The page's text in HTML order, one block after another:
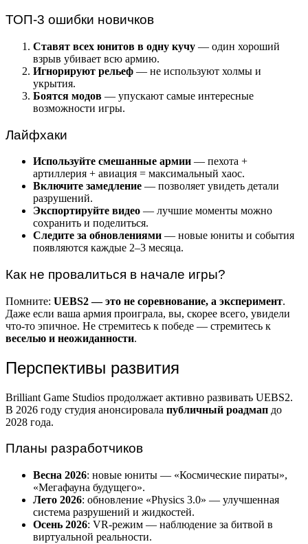
ТОП-3 ошибки новичков
Ставят всех юнитов в одну кучу — один хороший
взрыв убивает всю армию.
Игнорируют рельеф — не используют холмы и
укрытия.
Боятся модов — упускают самые интересные
возможности игры.
Лайфхаки
Используйте смешанные армии — пехота +
артиллерия + авиация = максимальный хаос.
Включите замедление — позволяет увидеть детали
разрушений.
Экспортируйте видео — лучшие моменты можно
сохранить и поделиться.
Следите за обновлениями — новые юниты и события
появляются каждые 2–3 месяца.
Как не провалиться в начале игры?
Помните: UEBS2 — это не соревнование, а эксперимент.
Даже если ваша армия проиграла, вы, скорее всего, увидели
что-то эпичное. Не стремитесь к победе — стремитесь к
веселью и неожиданности.
Перспективы развития
Brilliant Game Studios продолжает активно развивать UEBS2.
В 2026 году студия анонсировала публичный роадмап до
2028 года.
Планы разработчиков
Весна 2026: новые юниты — «Космические пираты»,
«Мегафауна будущего».
Лето 2026: обновление «Physics 3.0» — улучшенная
система разрушений и жидкостей.
Осень 2026: VR-режим — наблюдение за битвой в
виртуальной реальности.